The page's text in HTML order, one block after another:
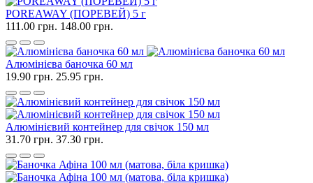
POREAWAY (ПОРЕВЕЙ) 5 г
111.00 грн. 148.00 грн.
Алюмінієва баночка 60 мл
19.90 грн. 25.95 грн.
Алюмінієвий контейнер для свічок 150 мл
31.70 грн. 37.30 грн.